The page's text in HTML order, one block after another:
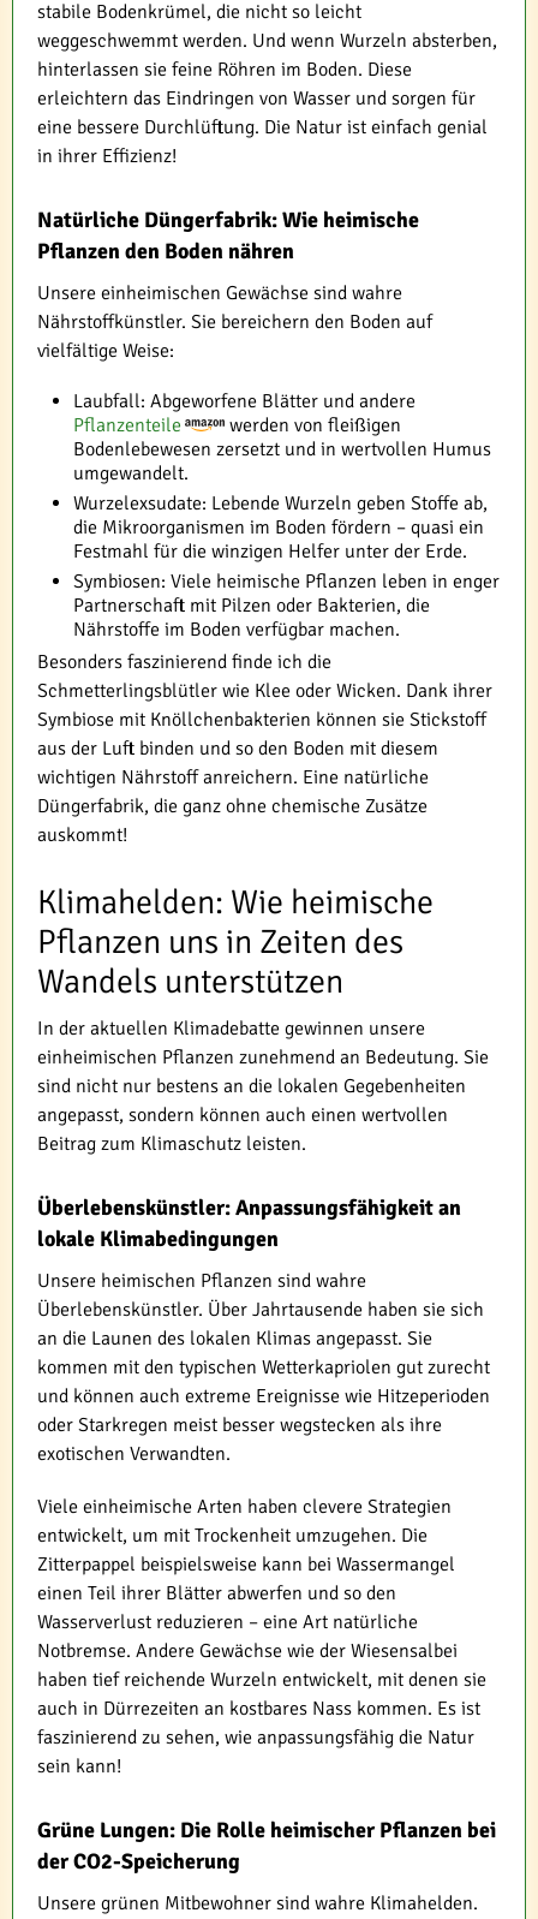
stabile Bodenkrümel, die nicht so leicht
weggeschwemmt werden. Und wenn Wurzeln absterben,
hinterlassen sie feine Röhren im Boden. Diese
erleichtern das Eindringen von Wasser und sorgen für
eine bessere Durchlüftung. Die Natur ist einfach genial
in ihrer Effizienz!
Natürliche Düngerfabrik: Wie heimische
Pflanzen den Boden nähren
Unsere einheimischen Gewächse sind wahre
Nährstoffkünstler. Sie bereichern den Boden auf
vielfältige Weise:
Laubfall: Abgeworfene Blätter und andere
Pflanzenteile
werden von fleißigen
Bodenlebewesen zersetzt und in wertvollen Humus
umgewandelt.
Wurzelexsudate: Lebende Wurzeln geben Stoffe ab,
die Mikroorganismen im Boden fördern – quasi ein
Festmahl für die winzigen Helfer unter der Erde.
Symbiosen: Viele heimische Pflanzen leben in enger
Partnerschaft mit Pilzen oder Bakterien, die
Nährstoffe im Boden verfügbar machen.
Besonders faszinierend finde ich die
Schmetterlingsblütler wie Klee oder Wicken. Dank ihrer
Symbiose mit Knöllchenbakterien können sie Stickstoff
aus der Luft binden und so den Boden mit diesem
wichtigen Nährstoff anreichern. Eine natürliche
Düngerfabrik, die ganz ohne chemische Zusätze
auskommt!
Klimahelden: Wie heimische
Pflanzen uns in Zeiten des
Wandels unterstützen
In der aktuellen Klimadebatte gewinnen unsere
einheimischen Pflanzen zunehmend an Bedeutung. Sie
sind nicht nur bestens an die lokalen Gegebenheiten
angepasst, sondern können auch einen wertvollen
Beitrag zum Klimaschutz leisten.
Überlebenskünstler: Anpassungsfähigkeit an
lokale Klimabedingungen
Unsere heimischen Pflanzen sind wahre
Überlebenskünstler. Über Jahrtausende haben sie sich
an die Launen des lokalen Klimas angepasst. Sie
kommen mit den typischen Wetterkapriolen gut zurecht
und können auch extreme Ereignisse wie Hitzeperioden
oder Starkregen meist besser wegstecken als ihre
exotischen Verwandten.
Viele einheimische Arten haben clevere Strategien
entwickelt, um mit Trockenheit umzugehen. Die
Zitterpappel beispielsweise kann bei Wassermangel
einen Teil ihrer Blätter abwerfen und so den
Wasserverlust reduzieren – eine Art natürliche
Notbremse. Andere Gewächse wie der Wiesensalbei
haben tief reichende Wurzeln entwickelt, mit denen sie
auch in Dürrezeiten an kostbares Nass kommen. Es ist
faszinierend zu sehen, wie anpassungsfähig die Natur
sein kann!
Grüne Lungen: Die Rolle heimischer Pflanzen bei
der CO2-Speicherung
Unsere grünen Mitbewohner sind wahre Klimahelden.